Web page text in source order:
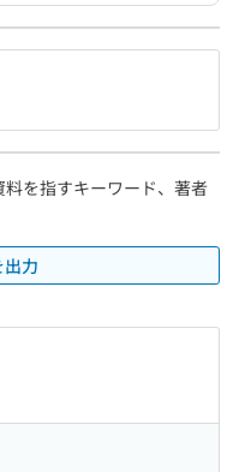
を指すキーワード、著者
力